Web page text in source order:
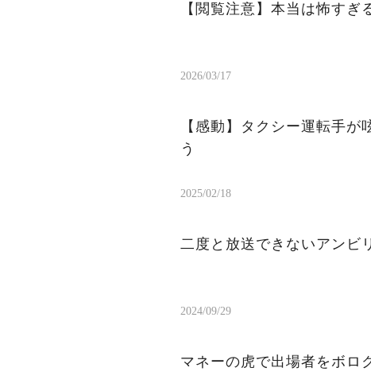
【閲覧注意】本当は怖すぎ
2026/03/17
【感動】タクシー運転手
う
2025/02/18
二度と放送できないアンビ
2024/09/29
マネーの虎で出場者をボロ